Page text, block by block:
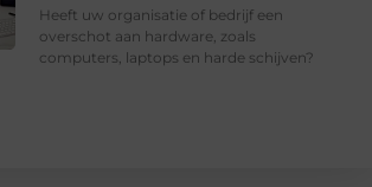
Heeft uw organisatie of bedrijf een
overschot aan hardware, zoals
computers, laptops en harde schijven?